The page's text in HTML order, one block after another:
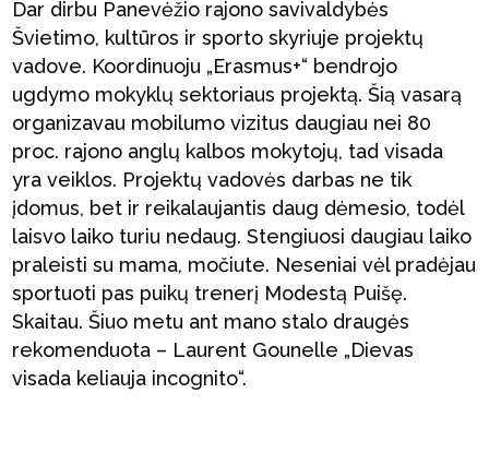
Dar dirbu Panevėžio rajono savivaldybės
Švietimo, kultūros ir sporto skyriuje projektų
vadove. Koordinuoju „Erasmus+“ bendrojo
ugdymo mokyklų sektoriaus projektą. Šią vasarą
organizavau mobilumo vizitus daugiau nei 80
proc. rajono anglų kalbos mokytojų, tad visada
yra veiklos. Projektų vadovės darbas ne tik
įdomus, bet ir reikalaujantis daug dėmesio, todėl
laisvo laiko turiu nedaug. Stengiuosi daugiau laiko
praleisti su mama, močiute. Neseniai vėl pradėjau
sportuoti pas puikų trenerį Modestą Puišę.
Skaitau. Šiuo metu ant mano stalo draugės
rekomenduota – Laurent Gounelle „Dievas
visada keliauja incognito“.